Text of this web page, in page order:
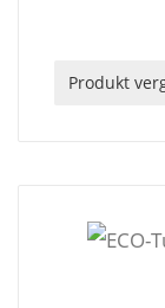
Produkt